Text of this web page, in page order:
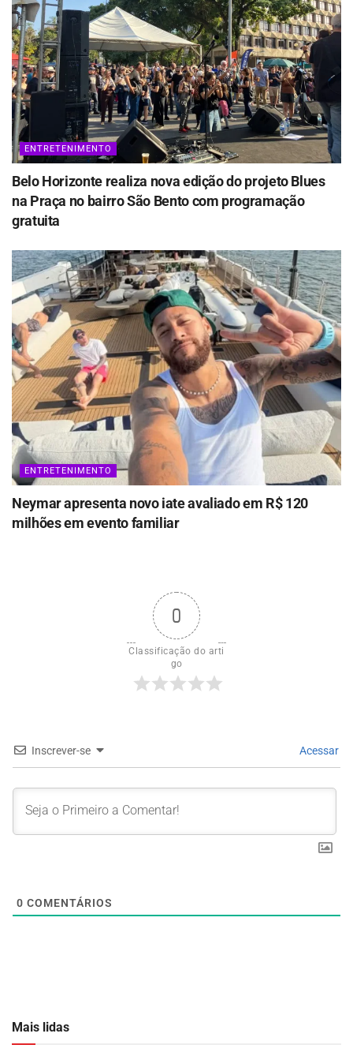
ENTRETENIMENTO
Belo Horizonte realiza nova edição do projeto Blues
na Praça no bairro São Bento com programação
gratuita
ENTRETENIMENTO
Neymar apresenta novo iate avaliado em R$ 120
milhões em evento familiar
0
Classificação do arti
go
Inscrever-se Acessar
0 COMENTÁRIOS
Mais lidas